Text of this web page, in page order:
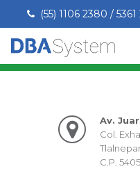
(55) 1106 2380 /
Av.
Col.
C.P.